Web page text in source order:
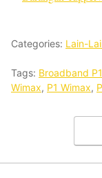
Categories: Lain-
Tags: Broadband
Wimax, P1 Wimax,